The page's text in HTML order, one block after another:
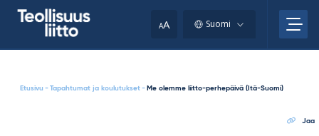
AA Suomi
Etusivu - Tapahtumat ja koulutukset - Me olemme liitto-perhepäivä (Itä-Suomi)
Jaa
clipboard.)